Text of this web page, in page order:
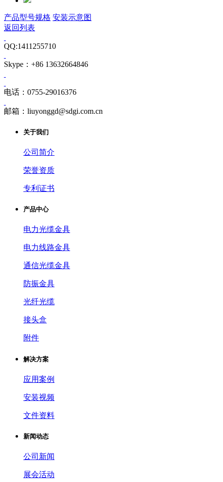
产品型号规格 安装示意图
返回列表
QQ:1411255710
Skype：+86 13632664846
电话：0755-29016376
邮箱：liuyonggd@sdgi.com.cn
关于我们
公司简介
荣誉资质
专利证书
产品中心
电力光缆金具
电力线路金具
通信光缆金具
防振金具
光纤光缆
接头盒
附件
解决方案
应用案例
安装视频
文件资料
新闻动态
公司新闻
展会活动